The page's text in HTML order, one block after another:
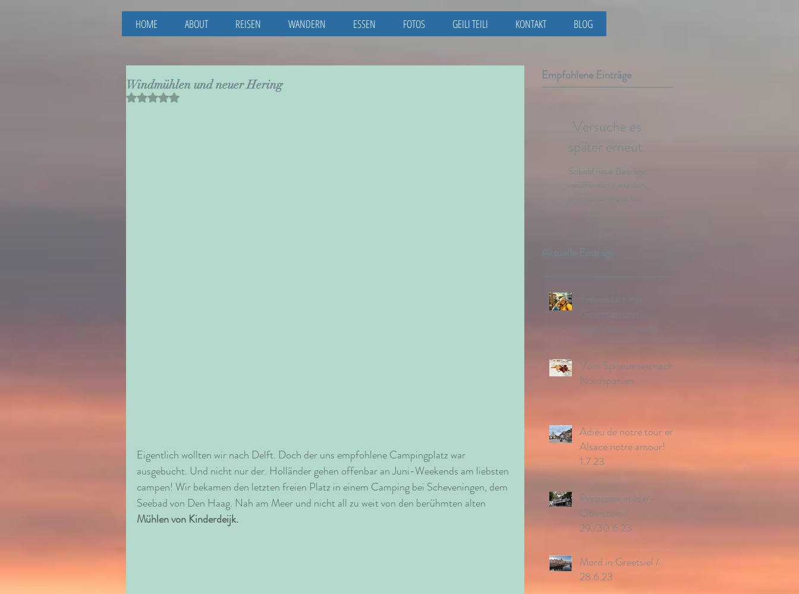
HOME ABOUT REISEN WANDERN ESSEN FOTOS GEILI TEILI KONTAKT BLOG
Windmühlen und neuer Hering
Mit NaN von 5 Sternen bewertet.
Eigentlich wollten wir nach Delft. Doch der uns empfohlene Campingplatz war
ausgebucht. Und nicht nur der. Holländer gehen offenbar an Juni-Weekends am liebsten
campen! Wir bekamen den letzten freien Platz in einem Camping bei Scheveningen, dem
Seebad von Den Haag. Nah am Meer und nicht all zu weit von den berühmten alten
Mühlen von Kinderdeijk.
Empfohlene Einträge
Versuche es
später erneut.
Sobald neue Beiträge
veröffentlicht wurden,
erscheinen diese hier.
Abschiedsschmerz
Vom Spilauersee nach
Nordspanien
Adieu de notre tour en
Alsace notre amour!
1.7.23
Preziosen in Idar-
Oberstein /
29./30.6.23
Mord in Greetsiel /
28.6.23